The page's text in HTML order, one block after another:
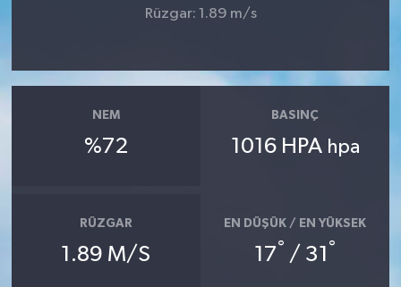
Rüzgar: 1.89 m/s
NEM
%72
BASINÇ
1016 HPA hpa
RÜZGAR
1.89 M/S
EN DÜŞÜK / EN YÜKSEK
17° / 31 °